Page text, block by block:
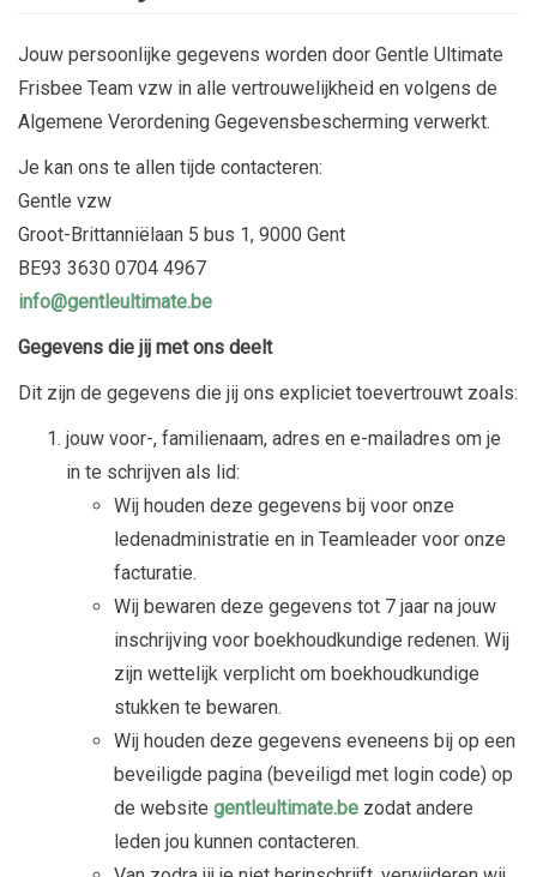
Jouw persoonlijke gegevens worden door Gentle Ultimate
Frisbee Team vzw in alle vertrouwelijkheid en volgens de
Algemene Verordening Gegevensbescherming verwerkt.
Je kan ons te allen tijde contacteren:
Gentle vzw
Groot-Brittanniëlaan 5 bus 1, 9000 Gent
BE93 3630 0704 4967
info@gentleultimate.be
Gegevens die jij met ons deelt
Dit zijn de gegevens die jij ons expliciet toevertrouwt zoals:
jouw voor-, familienaam, adres en e-mailadres om je
in te schrijven als lid:
Wij houden deze gegevens bij voor onze
ledenadministratie en in Teamleader voor onze
facturatie.
Wij bewaren deze gegevens tot 7 jaar na jouw
inschrijving voor boekhoudkundige redenen. Wij
zijn wettelijk verplicht om boekhoudkundige
stukken te bewaren.
Wij houden deze gegevens eveneens bij op een
beveiligde pagina (beveiligd met login code) op
de website gentleultimate.be zodat andere
leden jou kunnen contacteren.